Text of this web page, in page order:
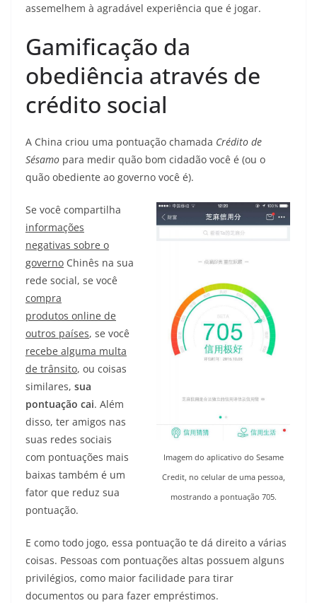
assemelhem à agradável experiência que é jogar.
Gamificação da
obediência através de
crédito social
A China criou uma pontuação chamada Crédito de
Sésamo para medir quão bom cidadão você é (ou o
quão obediente ao governo você é).
Imagem do aplicativo do Sesame
Credit, no celular de uma pessoa,
mostrando a pontuação 705.
Se você compartilha
informações
negativas sobre o
governo Chinês na sua
rede social, se você
compra
produtos online de
outros países, se você
recebe alguma multa
de trânsito, ou coisas
similares, sua
pontuação cai. Além
disso, ter amigos nas
suas redes sociais
com pontuações mais
baixas também é um
fator que reduz sua
pontuação.
E como todo jogo, essa pontuação te dá direito a várias
coisas. Pessoas com pontuações altas possuem alguns
privilégios, como maior facilidade para tirar
documentos ou para fazer empréstimos.